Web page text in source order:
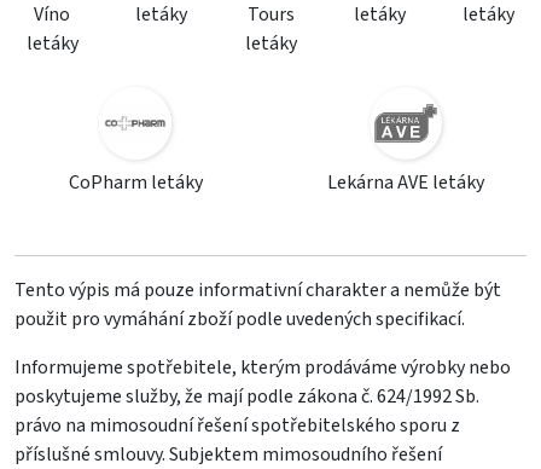
Víno
letáky
letáky
Tours
letáky
letáky
letáky
CoPharm letáky Lekárna AVE letáky
Tento výpis má pouze informativní charakter a nemůže být
použit pro vymáhání zboží podle uvedených specifikací.
Informujeme spotřebitele, kterým prodáváme výrobky nebo
poskytujeme služby, že mají podle zákona č. 624/1992 Sb.
právo na mimosoudní řešení spotřebitelského sporu z
příslušné smlouvy. Subjektem mimosoudního řešení